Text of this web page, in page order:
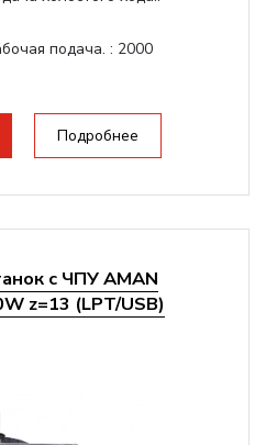
подача. : 2000
ER11
Подробнее
с ЧПУ AMAN
z=13 (LPT/USB)